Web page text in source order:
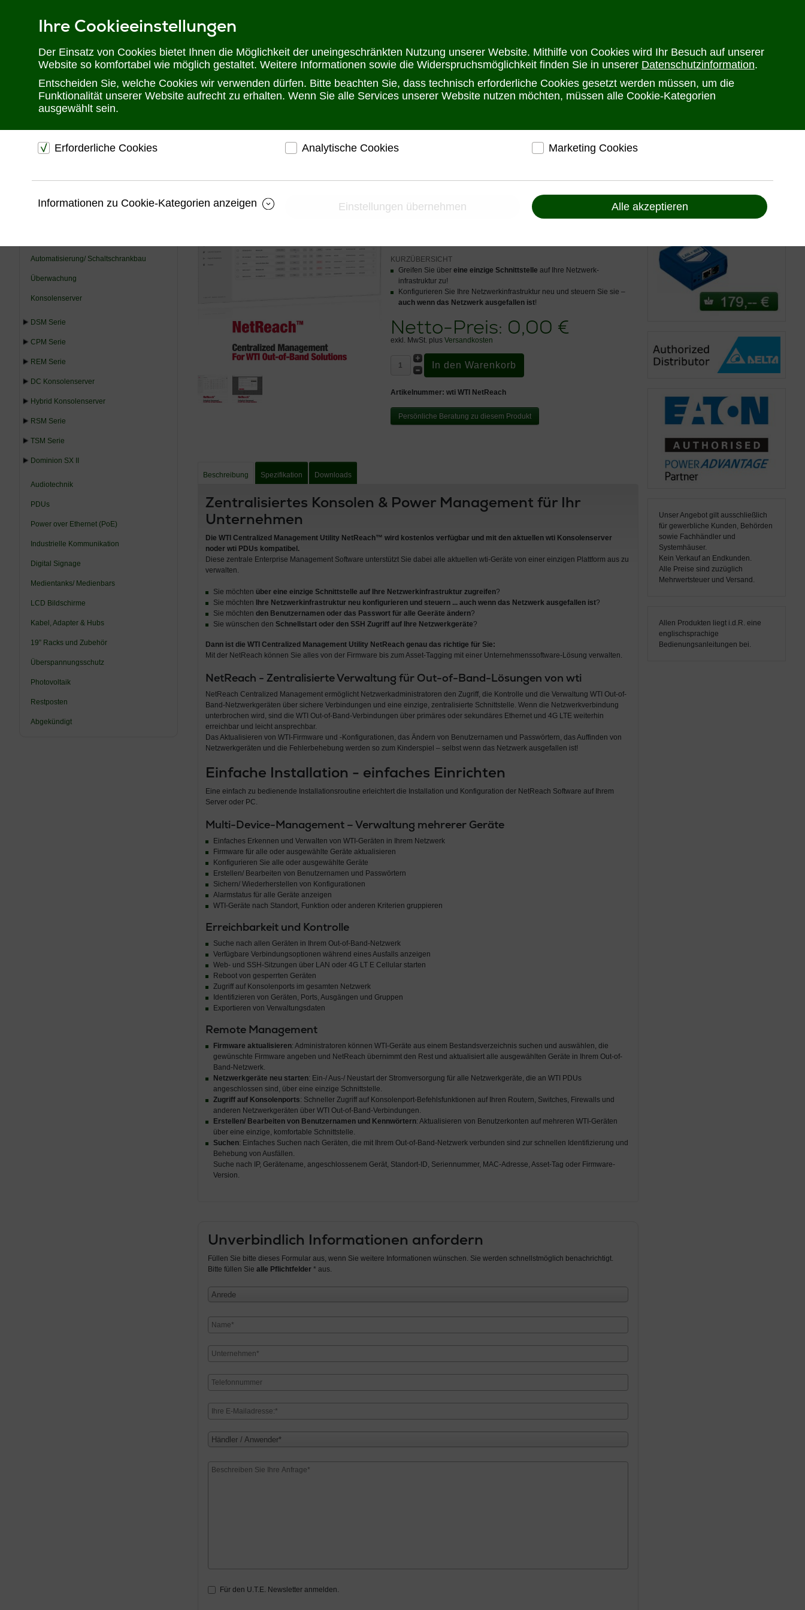
Ihre Cookieeinstellungen
Der Einsatz von Cookies bietet Ihnen die Möglichkeit der uneingeschränkten Nutzung unserer Website. Mithilfe von Cookies wird Ihr Besuch auf unserer
Website so komfortabel wie möglich gestaltet. Weitere Informationen sowie die Widerspruchsmöglichkeit finden Sie in unserer Datenschutzinformation.
Entscheiden Sie, welche Cookies wir verwenden dürfen. Bitte beachten Sie, dass technisch erforderliche Cookies gesetzt werden müssen, um die
Funktionalität unserer Website aufrecht zu erhalten. Wenn Sie alle Services unserer Website nutzen möchten, müssen alle Cookie-Kategorien
ausgewählt sein.
Erforderliche Cookies
Website.
Analytische Cookies
Besucherverhalten kennenzulernen und die Website
Ermöglichen eine Verbesserung des
Marketing Cookies
individuelle Angebote und Services anbieten zu
können
Liefern Anzeigen, die zu Ihren Interessen passen
bestmöglichen Service anbieten zu können
Informationen zu Cookie-Kategorien anzeigen Einstellungen übernehmen Alle akzeptieren
Telefon: 02302 28 28 30
PRODUKTE HERSTELLER ANSPRECHPARTNER
USV
Automatisierung/ Schaltschrankbau
Überwachung
Konsolenserver
DSM Serie
CPM Serie
REM Serie
DC Konsolenserver
Hybrid Konsolenserver
RSM Serie
TSM Serie
Dominion SX II
Audiotechnik
PDUs
Power over Ethernet (PoE)
Industrielle Kommunikation
Digital Signage
Medientanks/ Medienbars
LCD Bildschirme
Kabel, Adapter & Hubs
19” Racks und Zubehör
Überspannungsschutz
Photovoltaik
Restposten
Abgekündigt
Centralized Management Software
Greifen Sie über eine einzige Schnittstelle auf Ihre Netzwerk­
infrastruktur zu!
Konfigurieren Sie Ihre Netzwerkinfrastruktur neu und steuern Sie sie –
auch wenn das Netzwerk ausgefallen ist!
Netto-Preis: 0,00 €
exkl. MwSt. plus Versandkosten
Artikelnummer: wti WTI NetReach
Persönliche Beratung zu diesem Produkt
Beschreibung Spezifikation Downloads
Zentralisiertes Konsolen & Power Management für Ihr
Unternehmen
Die WTI Centralized Management Utility NetReach™ wird kostenlos verfügbar und mit den aktuellen wti Konsolenserver
noder wti PDUs kompatibel.
Diese zentrale Enterprise Management Software unterstützt Sie dabei alle aktuellen wti-Geräte von einer einzigen Plattform aus zu
verwalten.
Sie möchten über eine einzige Schnittstelle auf Ihre Netzwerkinfrastruktur zugreifen?
Sie möchten
Ihre Netzwerkinfrastruktur neu konfigurieren und steuern ... auch wenn das Netzwerk ausgefallen ist?
Sie möchtenden Benutzernamen oder das Passwort für alle Geeräte ändern?
Sie wünschen denSchnellstart oder den SSH Zugriff auf Ihre Netzwerkgeräte?
Dann ist die WTI Centralized Management Utility NetReach genau das richtige für Sie:
Mit der NetReach können Sie alles von der Firmware bis zum Asset-Tagging mit einer Unternehmenssoftware-Lösung verwalten.
NetReach - Zentralisierte Verwaltung für Out-of-Band-Lösungen von wti
NetReach Centralized Management ermöglicht Netzwerkadministratoren den Zugriff, die Kontrolle und die Verwaltung WTI Out-of-
Band-Netzwerkgeräten über sichere Verbindungen und eine einzige, zentralisierte Schnittstelle. Wenn die Netzwerkverbindung
unterbrochen wird, sind die WTI Out-of-Band-Verbindungen über primäres oder sekundäres Ethernet und 4G LTE weiterhin
erreichbar und leicht ansprechbar.
Das Aktualisieren von WTI-Firmware und -Konfigurationen, das Ändern von Benutzernamen und Passwörtern, das Auffinden von
Netzwerkgeräten und die Fehlerbehebung werden so zum Kinderspiel – selbst wenn das Netzwerk ausgefallen ist!
Einfache Installation - einfaches Einrichten
Eine einfach zu bedienende Installationsroutine erleichtert die Installation und Konfiguration der NetReach Software auf Ihrem
Server oder PC.
Multi-Device-Management – Verwaltung mehrerer Geräte
Einfaches Erkennen und Verwalten von WTI-Geräten in Ihrem Netzwerk
Firmware für alle oder ausgewählte Geräte aktualisieren
Konfigurieren Sie alle oder ausgewählte Geräte
Erstellen/ Bearbeiten von Benutzernamen und Passwörtern
Sichern/ Wiederherstellen von Konfigurationen
Alarmstatus für alle Geräte anzeigen
WTI-Geräte nach Standort, Funktion oder anderen Kriterien gruppieren
Erreichbarkeit und Kontrolle
Suche nach allen Geräten in Ihrem Out-of-Band-Netzwerk
Verfügbare Verbindungsoptionen während eines Ausfalls anzeigen
Web- und SSH-Sitzungen über LAN oder 4G LT E Cellular starten
Reboot von gesperrten Geräten
Zugriff auf Konsolenports im gesamten Netzwerk
Identifizieren von Geräten, Ports, Ausgängen und Gruppen
Exportieren von Verwaltungsdaten
Remote Management
Firmware aktualisieren: Administratoren können WTI-Geräte aus einem Bestandsverzeichnis suchen und auswählen, die
gewünschte Firmware angeben und NetReach übernimmt den Rest und aktualisiert alle ausgewählten Geräte in Ihrem Out-of-
Band-Netzwerk.
Netzwerkgeräte neu starten: Ein-/ Aus-/ Neustart der Stromversorgung für alle Netzwerkgeräte, die an WTI PDUs
angeschlossen sind, über eine einzige Schnittstelle.
Zugriff auf Konsolenports: Schneller Zugriff auf Konsolenport-Befehlsfunktionen auf Ihren Routern, Switches, Firewalls und
anderen Netzwerkgeräten über WTI Out-of-Band-Verbindungen.
Erstellen/ Bearbeiten von Benutzernamen und Kennwörtern: Aktualisieren von Benutzerkonten auf mehreren WTI-Geräten
über eine einzige, komfortable Schnittstelle.
Suchen: Einfaches Suchen nach Geräten, die mit Ihrem Out-of-Band-Netzwerk verbunden sind zur schnellen Identifizierung und
Behebung von Ausfällen.
Suche nach IP, Gerätename, angeschlossenem Gerät, Standort-ID, Seriennummer, MAC-Adresse, Asset-Tag oder Firmware-
Version.
Unverbindlich Informationen anfordern
Füllen Sie bitte dieses Formular aus, wenn Sie weitere Informationen wünschen. Sie werden schnellstmöglich benachrichtigt.
Bitte füllen Sie alle Pflichtfelder* aus.
Anrede
Händler / Anwender*
Für den U.T.E. Newsletter anmelden.
Unser Angebot gilt ausschließlich
für gewerbliche Kunden, Behörden
sowie Fachhändler und
Systemhäuser.
Kein Verkauf an Endkunden.
Alle Preise sind zuzüglich
Mehrwertsteuer und Versand.
Allen Produkten liegt i.d.R. eine
englischsprachige
Bedienungsanleitungen bei.